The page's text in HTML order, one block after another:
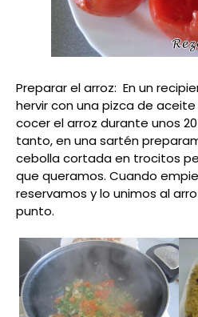
Preparar el arroz: En un
hervir con una pizca de
cocer el arroz durante unos
tanto, en una sartén
cebolla cortada en trocitos
que queramos. Cuando
reservamos y lo unimos al
punto.